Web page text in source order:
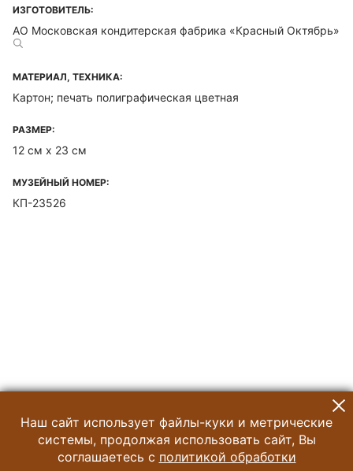
ИЗГОТОВИТЕЛЬ:
АО Московская кондитерская фабрика «Красный Октябрь»
МАТЕРИАЛ, ТЕХНИКА:
Картон; печать полиграфическая цветная
РАЗМЕР:
12 см х 23 см
МУЗЕЙНЫЙ НОМЕР:
КП-23526
Наш сайт использует файлы-куки и метрические
системы, продолжая использовать сайт, Вы
соглашаетесь с политикой обработки